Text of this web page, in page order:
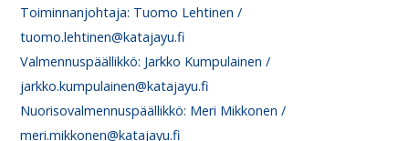
Toiminnanjohtaja: Tuomo Lehtinen /
tuomo.lehtinen@katajayu.fi
Valmennuspäällikkö: Jarkko Kumpulainen /
jarkko.kumpulainen@katajayu.fi
Nuorisovalmennuspäällikkö: Meri Mikkonen /
meri.mikkonen@katajayu.fi